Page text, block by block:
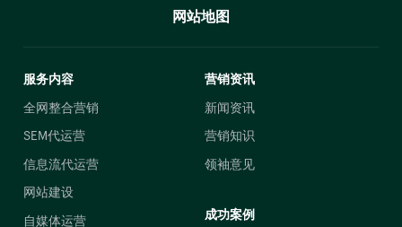
网站地图
服务内容
全网整合营销
SEM代运营
信息流代运营
网站建设
自媒体运营
营销资讯
新闻资讯
营销知识
领袖意见
成功案例